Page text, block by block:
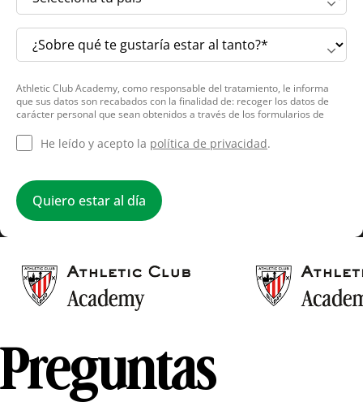
Athletic Club Academy, como responsable del tratamiento, le informa
que sus datos son recabados con la finalidad de: recoger los datos de
carácter personal que sean obtenidos a través de los formularios de
con el solicitante y/o envío de información comercial de dicha empresa.
La base jurídica para el tratamiento es el consentimiento del interesado.
persona tiene derecho a solicitar el acceso, rectificación, supresión,
limitación del tratamiento, oposición o derecho a la portabilidad de sus
datos personales, escribiéndonos a la dirección de nuestras oficinas,
Calle Alameda de Mazarredo 23, 48009 Bilbao, indicando el derecho que
He leído y acepto la política de privacidad.
Quiero estar al día
Preguntas